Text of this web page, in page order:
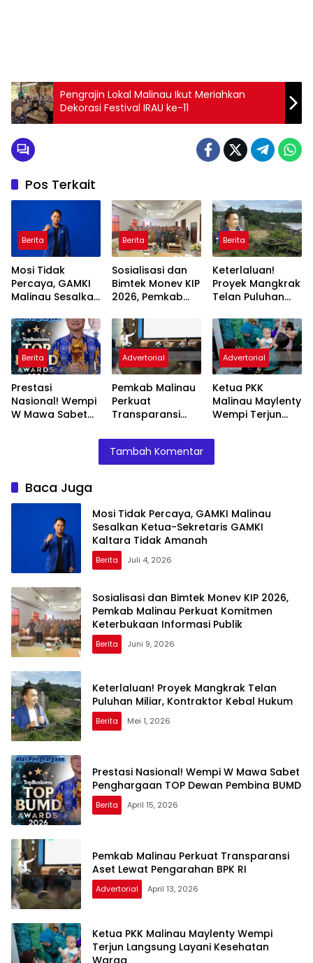
Pengrajin Lokal Malinau Ikut Meriahkan
Dekorasi Festival IRAU ke-11
Pos Terkait
Berita
Mosi Tidak
Percaya, GAMKI
Malinau Sesalkan
GAMKI Kaltara
Tidak Amanah
Berita
Sosialisasi dan
Bimtek Monev KIP
2026, Pemkab
Komitmen
Keterbukaan
Informasi Publik
Berita
Keterlaluan!
Proyek Mangkrak
Telan Puluhan
Kebal Hukum
Berita
Prestasi
Nasional! Wempi
W Mawa Sabet
Advertorial
Pemkab Malinau
Perkuat
Transparansi
Pengarahan BPK
RI
Advertorial
Ketua PKK
Malinau Maylenty
Wempi Terjun
Kesehatan
Tambah Komentar
Baca Juga
Mosi Tidak Percaya, GAMKI Malinau
Sesalkan Ketua-Sekretaris GAMKI
Kaltara Tidak Amanah
Berita Juli 4, 2026
Sosialisasi dan Bimtek Monev KIP 2026,
Pemkab Malinau Perkuat Komitmen
Keterbukaan Informasi Publik
Berita Juni 9, 2026
Keterlaluan! Proyek Mangkrak Telan
Puluhan Miliar, Kontraktor Kebal Hukum
Berita Mei 1, 2026
Prestasi Nasional! Wempi W Mawa Sabet
Penghargaan TOP Dewan Pembina BUMD
Berita April 15, 2026
Pemkab Malinau Perkuat Transparansi
Aset Lewat Pengarahan BPK RI
Advertorial April 13, 2026
Ketua PKK Malinau Maylenty Wempi
Terjun Langsung Layani Kesehatan
Warga